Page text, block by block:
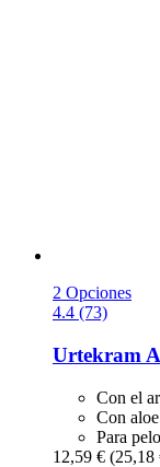
2 Opciones
4.4 (73)
Urtekram
Con el
Con
Para
12,59 € (25,18